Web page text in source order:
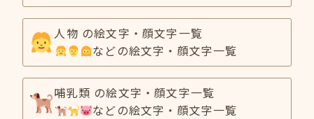
人物 の絵文字・顔文字一覧
などの絵文字・顔文字一覧
哺乳類 の絵文字・顔文字一覧
などの絵文字・顔文字一覧